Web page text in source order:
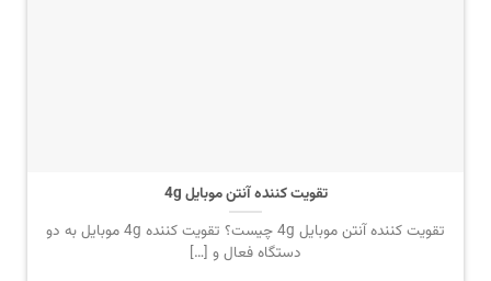
تقویت کننده آنتن موبایل 4g
تقویت کننده آنتن موبایل 4g چیست؟ تقویت کننده 4g موبایل به دو
دستگاه فعال و […]